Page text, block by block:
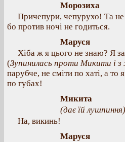
Морозиха
Причепури, чепурухо! Та не
бо против ночі не годиться.
Маруся
Хіба ж я цього не знаю? Я
(Зупинилась проти Микити і
парубче, не сміти по хаті, а то
по губах!
Микита
(дає їй
На, викинь!
Маруся